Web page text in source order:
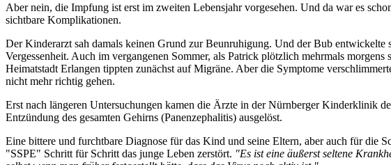
Aber nein, die Impfung ist erst im zweiten Lebensjahr vorgesehen. Und da war es
sichtbare Komplikationen.
Der Kinderarzt sah damals keinen Grund zur Beunruhigung. Und der Bub entwickelte
Vergessenheit. Auch im vergangenen Sommer, als Patrick plötzlich mehrmals
Heimatstadt Erlangen tippten zunächst auf Migräne. Aber die Symptome
nicht mehr richtig gehen.
Erst nach längeren Untersuchungen kamen die Ärzte in der Nürnberger Kinderklinik
Entzündung des gesamten Gehirns (Panenzephalitis) ausgelöst.
Eine bittere und furchtbare Diagnose für das Kind und seine Eltern, aber auch für die
"SSPE" Schritt für Schritt das junge Leben zerstört. "Es ist eine äußerst seltene